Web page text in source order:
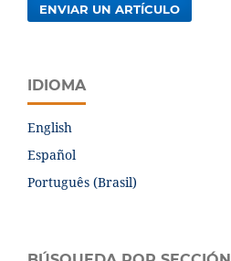
ENVIAR UN ARTÍCULO
IDIOMA
English
Español
Português (Brasil)